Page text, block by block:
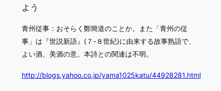
よう
青州従事：おそらく鄭簡道のことか。また「青州の従
事」は『世説新語』(７-８世紀)に由来する故事熟語で、
よい酒、美酒の意。本詩との関連は不明。
http://blogs.yahoo.co.jp/yama1025katu/44928281.html